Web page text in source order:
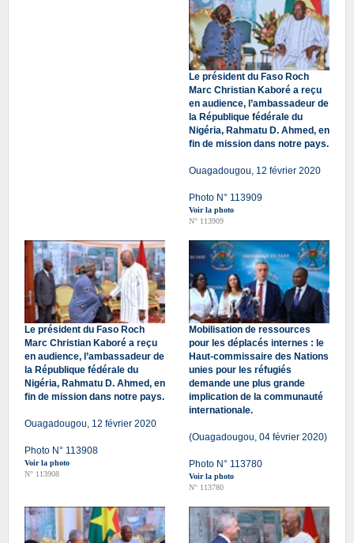
Le président du Faso Roch
Marc Christian Kaboré a reçu
en audience, l’ambassadeur de
la République fédérale du
Nigéria, Rahmatu D. Ahmed, en
fin de mission dans notre pays.
Ouagadougou, 12 février 2020
Photo N° 113909
Voir la photo
N° 113909
Le président du Faso Roch
Marc Christian Kaboré a reçu
en audience, l’ambassadeur de
la République fédérale du
Nigéria, Rahmatu D. Ahmed, en
fin de mission dans notre pays.
Ouagadougou, 12 février 2020
Photo N° 113908
Voir la photo
N° 113908
Mobilisation de ressources
pour les déplacés internes : le
Haut-commissaire des Nations
unies pour les réfugiés
demande une plus grande
implication de la communauté
internationale.
(Ouagadougou, 04 février 2020)
Photo N° 113780
Voir la photo
N° 113780